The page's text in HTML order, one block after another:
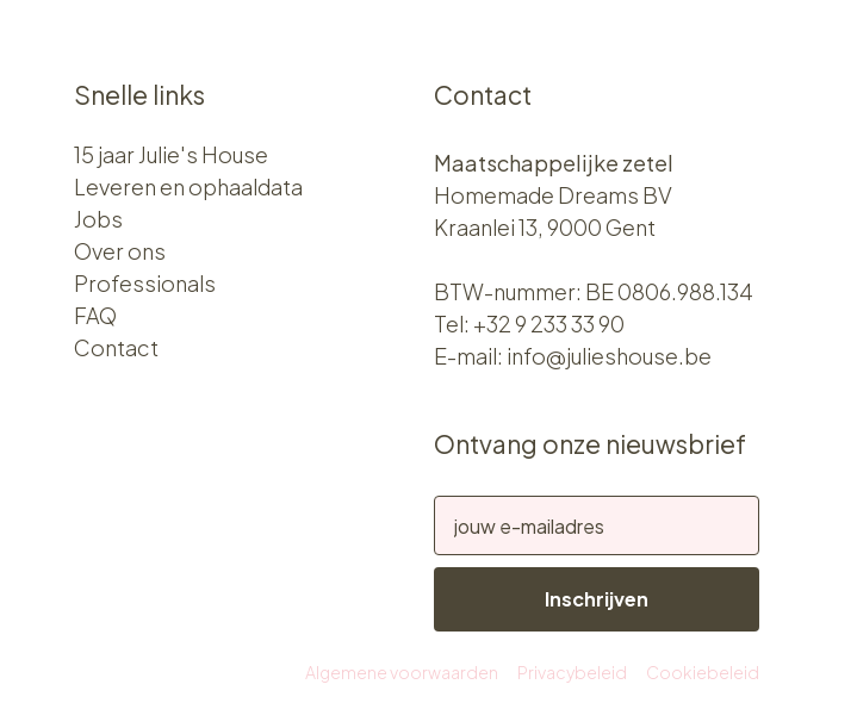
Snelle links
15 jaar Julie's House
Leveren en ophaaldata
Jobs
Over ons​​
Professionals
FAQ
Contact
Contact
Maatschappelijke zetel
Homemade Dreams BV
Kraanlei 13, 9000 Gent
BTW-nummer: BE 0806.988.134
Tel: +32 9 233 33 90
E-mail: info@julieshouse.be
Ontvang onze nieuwsbrief
Inschrijven
Algemene voorwaarden Privacybeleid Cookiebeleid